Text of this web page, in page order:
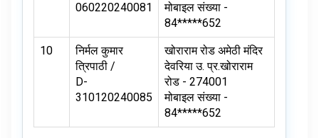
060220240081
मोबाइल संख्या -
84*****652
10
निर्मल कुमार
त्रिपाठी /
D-
310120240085
खोराराम रोड अमेठी मंदिर
देवरिया उ. प्र.खोराराम
रोड - 274001
मोबाइल संख्या -
84*****652